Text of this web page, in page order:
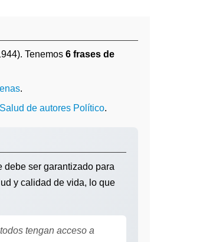
Tenemos 6 frases de
.
de autores Político.
debe ser garantizado para
y calidad de vida, lo que
tengan acceso a